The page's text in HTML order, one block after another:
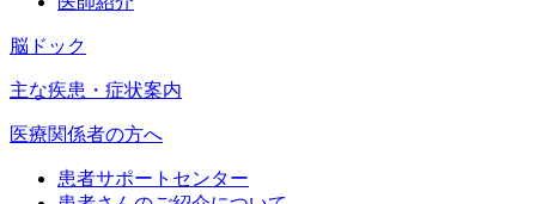
脳ドック
主な疾患・症状案内
医療関係者の方へ
患者サポートセンター